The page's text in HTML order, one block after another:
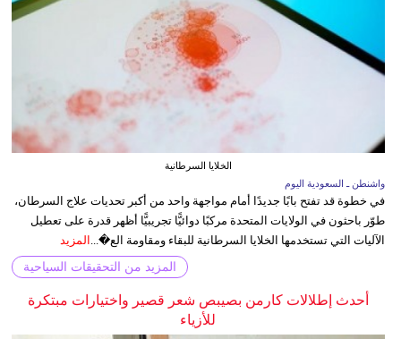
الخلايا السرطانية
واشنطن ـ السعودية اليوم
في خطوة قد تفتح بابًا جديدًا أمام مواجهة واحد من أكبر تحديات علاج السرطان،
طوّر باحثون في الولايات المتحدة مركبًا دوائيًّا تجريبيًّا أظهر قدرة على تعطيل
الآليات التي تستخدمها الخلايا السرطانية للبقاء ومقاومة الع�...
المزيد
المزيد من التحقيقات السياحية
أحدث إطلالات كارمن بصيبص شعر قصير واختيارات مبتكرة
للأزياء